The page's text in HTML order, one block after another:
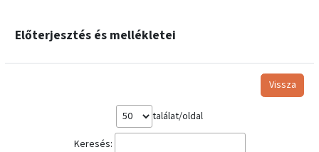
Előterjesztés és mellékletei
Vissza
találat/oldal
Keresés: